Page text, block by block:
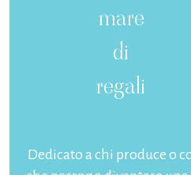
mare
di
regali
Dedicato a chi produce o